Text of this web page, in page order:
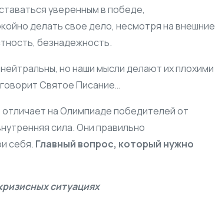
уверенным в победе,
делать свое дело, несмотря на внешние
безнадежность.
но наши мысли делают их плохими
Святое Писание…
на Олимпиаде победителей от
сила. Они правильно
себя. Главный вопрос, который нужно
ситуациях